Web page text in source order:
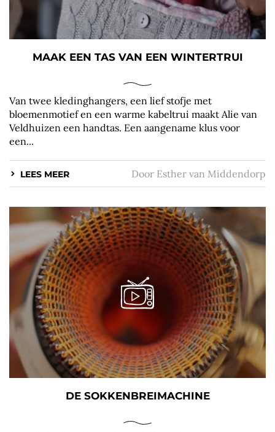
MAAK EEN TAS VAN EEN WINTERTRUI
Van twee kledinghangers, een lief stofje met
bloemenmotief en een warme kabeltrui maakt Alie van
Veldhuizen een handtas. Een aangename klus voor
een...
LEES MEER Door Esther van Middendorp
DE SOKKENBREIMACHINE